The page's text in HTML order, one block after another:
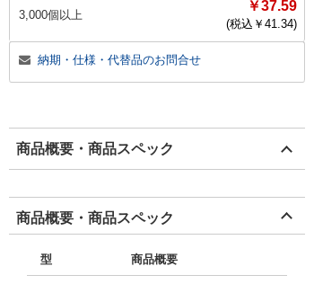
3,000個以上
￥37.59
(税込￥ 41.34)
納期・仕様・代替品のお問合せ
商品概要・商品スペック
商品概要・商品スペック
型 商品概要